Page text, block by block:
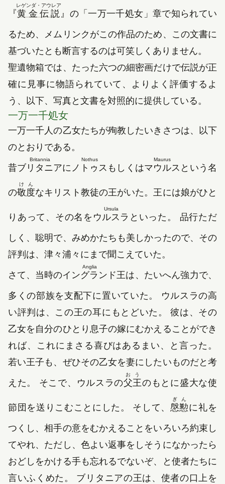
『黄金伝説
レゲンダ・アウレア （新しいタブで開きます）
』の「一万一千処女」章で知られてい
るため、メムリンクがこの作品のため、この文書に
基づいたとも断言するのは可笑しくありません。
聖遺物箱では、たった六つの細密画だけで伝説が正
確に見事に物語られていて、よりよく評価するよ
う、以下、写真と文書を対照的に提供している。
一万一千処女
一万一千人の乙女たちが殉教したいきさつは、以下
のとおりである。
昔ブリタニア
Britannia
に ノトゥス
Nothus
もしくはマウルス
Maurus
という名
の敬度
けん
なキリスト教徒の王がいた。王には娘がひと
りあって、その名を ウルスラ
Ursula
といった。 品行ただ
しく、聡明で、みめかたちも美しかったので、その
評判は、津々浦々にまで聞こえていた。
さて、当時のイングランド
Anglia
王は、たいへん強力で、
多くの部族を支配下に置いていた。 ウルスラの高
い評判は、この王の耳にもとどいた。 彼は、その
乙女を自分のひとり息子の嫁にむかえることができ
れば、これにまさる喜びはあるまい、と言った。
若い王子も、ぜひその乙女を妻にしたいものだと考
えた。 そこで、ウルスラの父王
おう
のもとに盛大な使
節団を送りこむことにした。 そして、 慇懃
ぎん
に礼を
つくし、相手の意をむかえることをいろいろ約束し
てやれ、ただし、色よい返事をしそうになかったら
おどしをかける手も忘れるでないぞ、と使者たちに
言いふくめた。 ブリタニアの王は、使者の口上を